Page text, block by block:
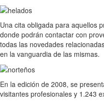
Una cita obligada para aquellos
donde podrán contactar con
todas las novedades
en la vanguardia de las mismas.
En la edición de 2008, se
visitantes profesionales y 1.243